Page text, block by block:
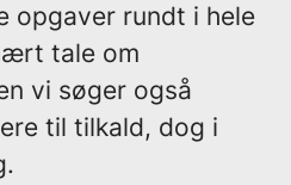
opgaver rundt i hele
tale om
vi søger også
til tilkald, dog i